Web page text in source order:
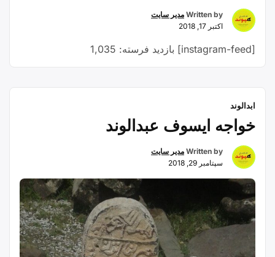
Written by مدیر سایت
اکتبر 17, 2018
[instagram-feed] بازدید فرسته: 1,035
ابدالوند
خواجه ایسوف عبدالوند
Written by مدیر سایت
سپتامبر 29, 2018